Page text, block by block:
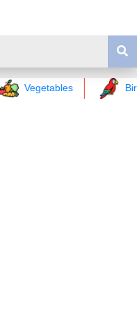
Vegetables